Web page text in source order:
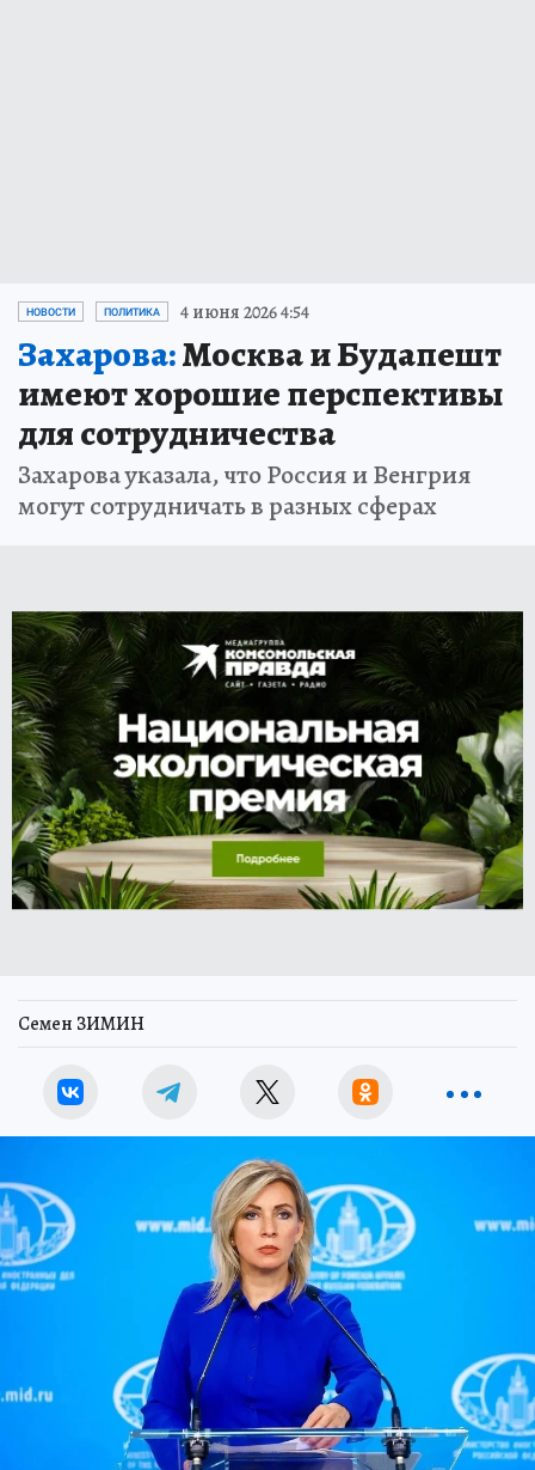
НОВОСТИ ПОЛИТИКА 4 июня 2026 4:54
Захарова:Москва и Будапешт
имеют хорошие перспективы
для сотрудничества
Захарова указала, что Россия и Венгрия
могут сотрудничать в разных сферах
Семен ЗИМИН